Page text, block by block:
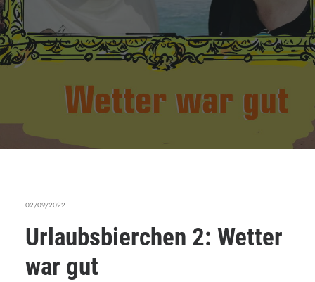
02/09/2022
Urlaubsbierchen 2: Wetter
war gut